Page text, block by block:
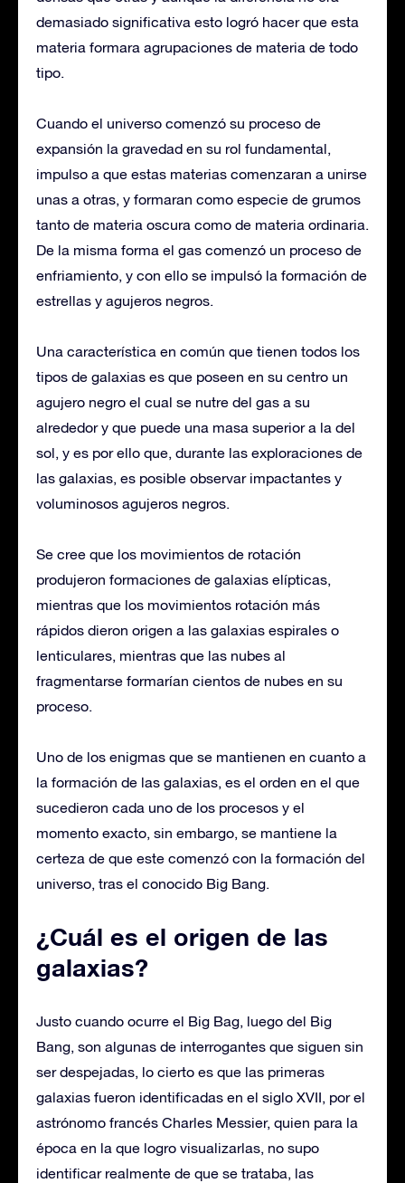
demasiado significativa esto logró hacer que esta
materia formara agrupaciones de materia de todo
tipo.
Cuando el universo comenzó su proceso de
expansión la gravedad en su rol fundamental,
impulso a que estas materias comenzaran a unirse
unas a otras, y formaran como especie de grumos
tanto de materia oscura como de materia ordinaria.
De la misma forma el gas comenzó un proceso de
enfriamiento, y con ello se impulsó la formación de
estrellas y agujeros negros.
Una característica en común que tienen todos los
tipos de galaxias es que poseen en su centro un
agujero negro el cual se nutre del gas a su
alrededor y que puede una masa superior a la del
sol, y es por ello que, durante las exploraciones de
las galaxias, es posible observar impactantes y
voluminosos agujeros negros.
Se cree que los movimientos de rotación
produjeron formaciones de galaxias elípticas,
mientras que los movimientos rotación más
rápidos dieron origen a las galaxias espirales o
lenticulares, mientras que las nubes al
fragmentarse formarían cientos de nubes en su
proceso.
Uno de los enigmas que se mantienen en cuanto a
la formación de las galaxias, es el orden en el que
sucedieron cada uno de los procesos y el
momento exacto, sin embargo, se mantiene la
certeza de que este comenzó con la formación del
universo, tras el conocido Big Bang.
¿Cuál es el origen de las
galaxias?
Justo cuando ocurre el Big Bag, luego del Big
Bang, son algunas de interrogantes que siguen sin
ser despejadas, lo cierto es que las primeras
galaxias fueron identificadas en el siglo XVII, por el
astrónomo francés Charles Messier, quien para la
época en la que logro visualizarlas, no supo
identificar realmente de que se trataba, las